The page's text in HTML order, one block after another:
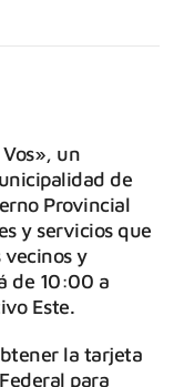
un
de
Provincial
y servicios que
vecinos y
de 10:00 a
Este.
la tarjeta
para